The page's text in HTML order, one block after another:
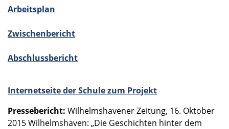
Arbeits­plan
Zwischen­be­richt
Abschluss­be­richt
Inter­net­seite der Schule zum Projekt
Presse­be­richt: Wilhelms­ha­ve­ner Zeitung, 16. Oktober
2015 Wilhelms­ha­ven: „Die Geschich­ten hinter dem